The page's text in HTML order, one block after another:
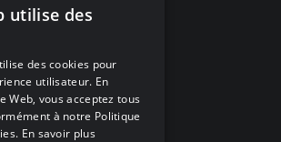
utilise des
des cookies pour
utilisateur. En
Web, vous acceptez tous
à notre Politique
En savoir plus